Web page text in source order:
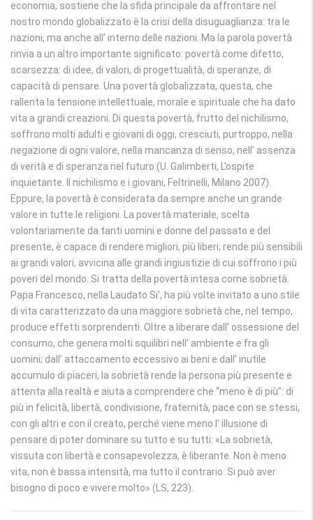
economia, sostiene che la sfida principale da affrontare nel
nostro mondo globalizzato è la crisi della disuguaglianza: tra le
nazioni, ma anche all’ interno delle nazioni. Ma la parola povertà
rinvia a un altro importante significato: povertà come difetto,
scarsezza: di idee, di valori, di progettualità, di speranze, di
capacità di pensare. Una povertà globalizzata, questa, che
rallenta la tensione intellettuale, morale e spirituale che ha dato
vita a grandi creazioni. Di questa povertà, frutto del nichilismo,
soffrono molti adulti e giovani di oggi, cresciuti, purtroppo, nella
negazione di ogni valore, nella mancanza di senso, nell’ assenza
di verità e di speranza nel futuro (U. Galimberti, L’ospite
inquietante. Il nichilismo e i giovani, Feltrinelli, Milano 2007).
Eppure, la povertà è considerata da sempre anche un grande
valore in tutte le religioni. La povertà materiale, scelta
volontariamente da tanti uomini e donne del passato e del
presente, è capace di rendere migliori, più liberi; rende più sensibili
ai grandi valori, avvicina alle grandi ingiustizie di cui soffrono i più
poveri del mondo. Si tratta della povertà intesa come sobrietà.
Papa Francesco, nella Laudato Si’, ha più volte invitato a uno stile
di vita caratterizzato da una maggiore sobrietà che, nel tempo,
produce effetti sorprendenti. Oltre a liberare dall’ ossessione del
consumo, che genera molti squilibri nell’ ambiente e fra gli
uomini; dall’ attaccamento eccessivo ai beni e dall’ inutile
accumulo di piaceri, la sobrietà rende la persona più presente e
attenta alla realtà e aiuta a comprendere che “meno è di più”: di
più in felicità, libertà, condivisione, fraternità, pace con se stessi,
con gli altri e con il creato, perché viene meno l’ illusione di
pensare di poter dominare su tutto e su tutti: «La sobrietà,
vissuta con libertà e consapevolezza, è liberante. Non è meno
vita, non è bassa intensità, ma tutto il contrario. Si può aver
bisogno di poco e vivere molto» (LS, 223).